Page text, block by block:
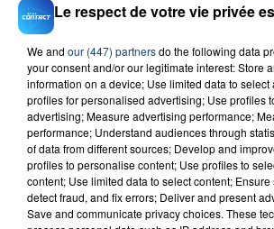
23 juillet 2026
INCENDIE MORTEL À LENS :
SON BÉBÉ ENTRE LA VIE ET
Un homme s'est immolé par le
aspergé sa compagne et leur
d'un liquide inflammable.
Le respect de votre vie privée
We and our (447) partnersdo the following data
your consent and/or our legitimate interest: Store
information on a device; Use limited data to
profiles for personalised advertising; Use profiles
advertising; Measure advertising performance;
performance; Understand audiences through
of data from different sources; Develop and
profiles to personalise content; Use profiles to
content; Use limited data to select content;
detect fraud, and fix errors; Deliver and present
Save and communicate privacy choices. These